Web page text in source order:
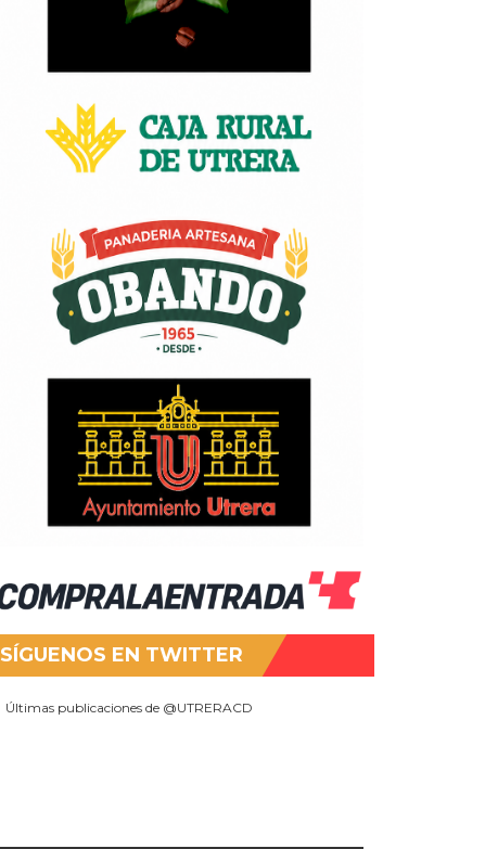
SÍGUENOS EN TWITTER
Últimas publicaciones de @UTRERACD